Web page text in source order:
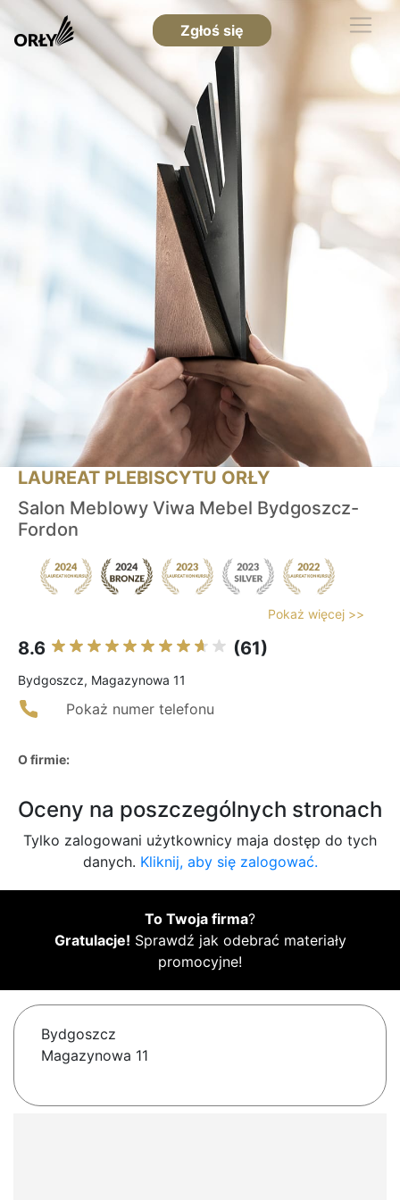
Zgłoś się
LAUREAT PLEBISCYTU ORŁY
Salon Meblowy Viwa Mebel Bydgoszcz-
Fordon
Pokaż więcej >>
8.6 (61)
Bydgoszcz, Magazynowa 11
Pokaż numer telefonu
O firmie:
Oceny na poszczególnych stronach
Tylko zalogowani użytkownicy maja dostęp do tych
danych. Kliknij, aby się zalogować.
To Twoja firma?
Gratulacje! Sprawdź jak odebrać materiały
promocyjne!
Bydgoszcz
Magazynowa 11